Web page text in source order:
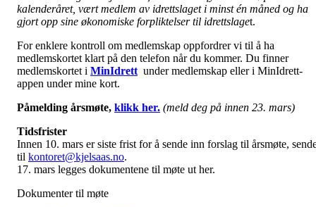
kalenderåret, vært medlem av idrettslaget i minst én måned og ha
gjort opp sine økonomiske forpliktelser til idrettslaget.
For enklere kontroll om medlemskap oppfordrer vi til å ha
medlemskortet klart på den telefon når du kommer. Du finner
medlemskortet i MinIdrett under medlemskap eller i MinIdrett-
appen under mine kort.
Påmelding årsmøte, klikk her. (meld deg på innen 23. mars)
Tidsfrister
Innen 10. mars er siste frist for å sende inn forslag til årsmøte,
til kontoret@kjelsaas.no.
17. mars legges dokumentene til møte ut her.
Dokumenter til møte